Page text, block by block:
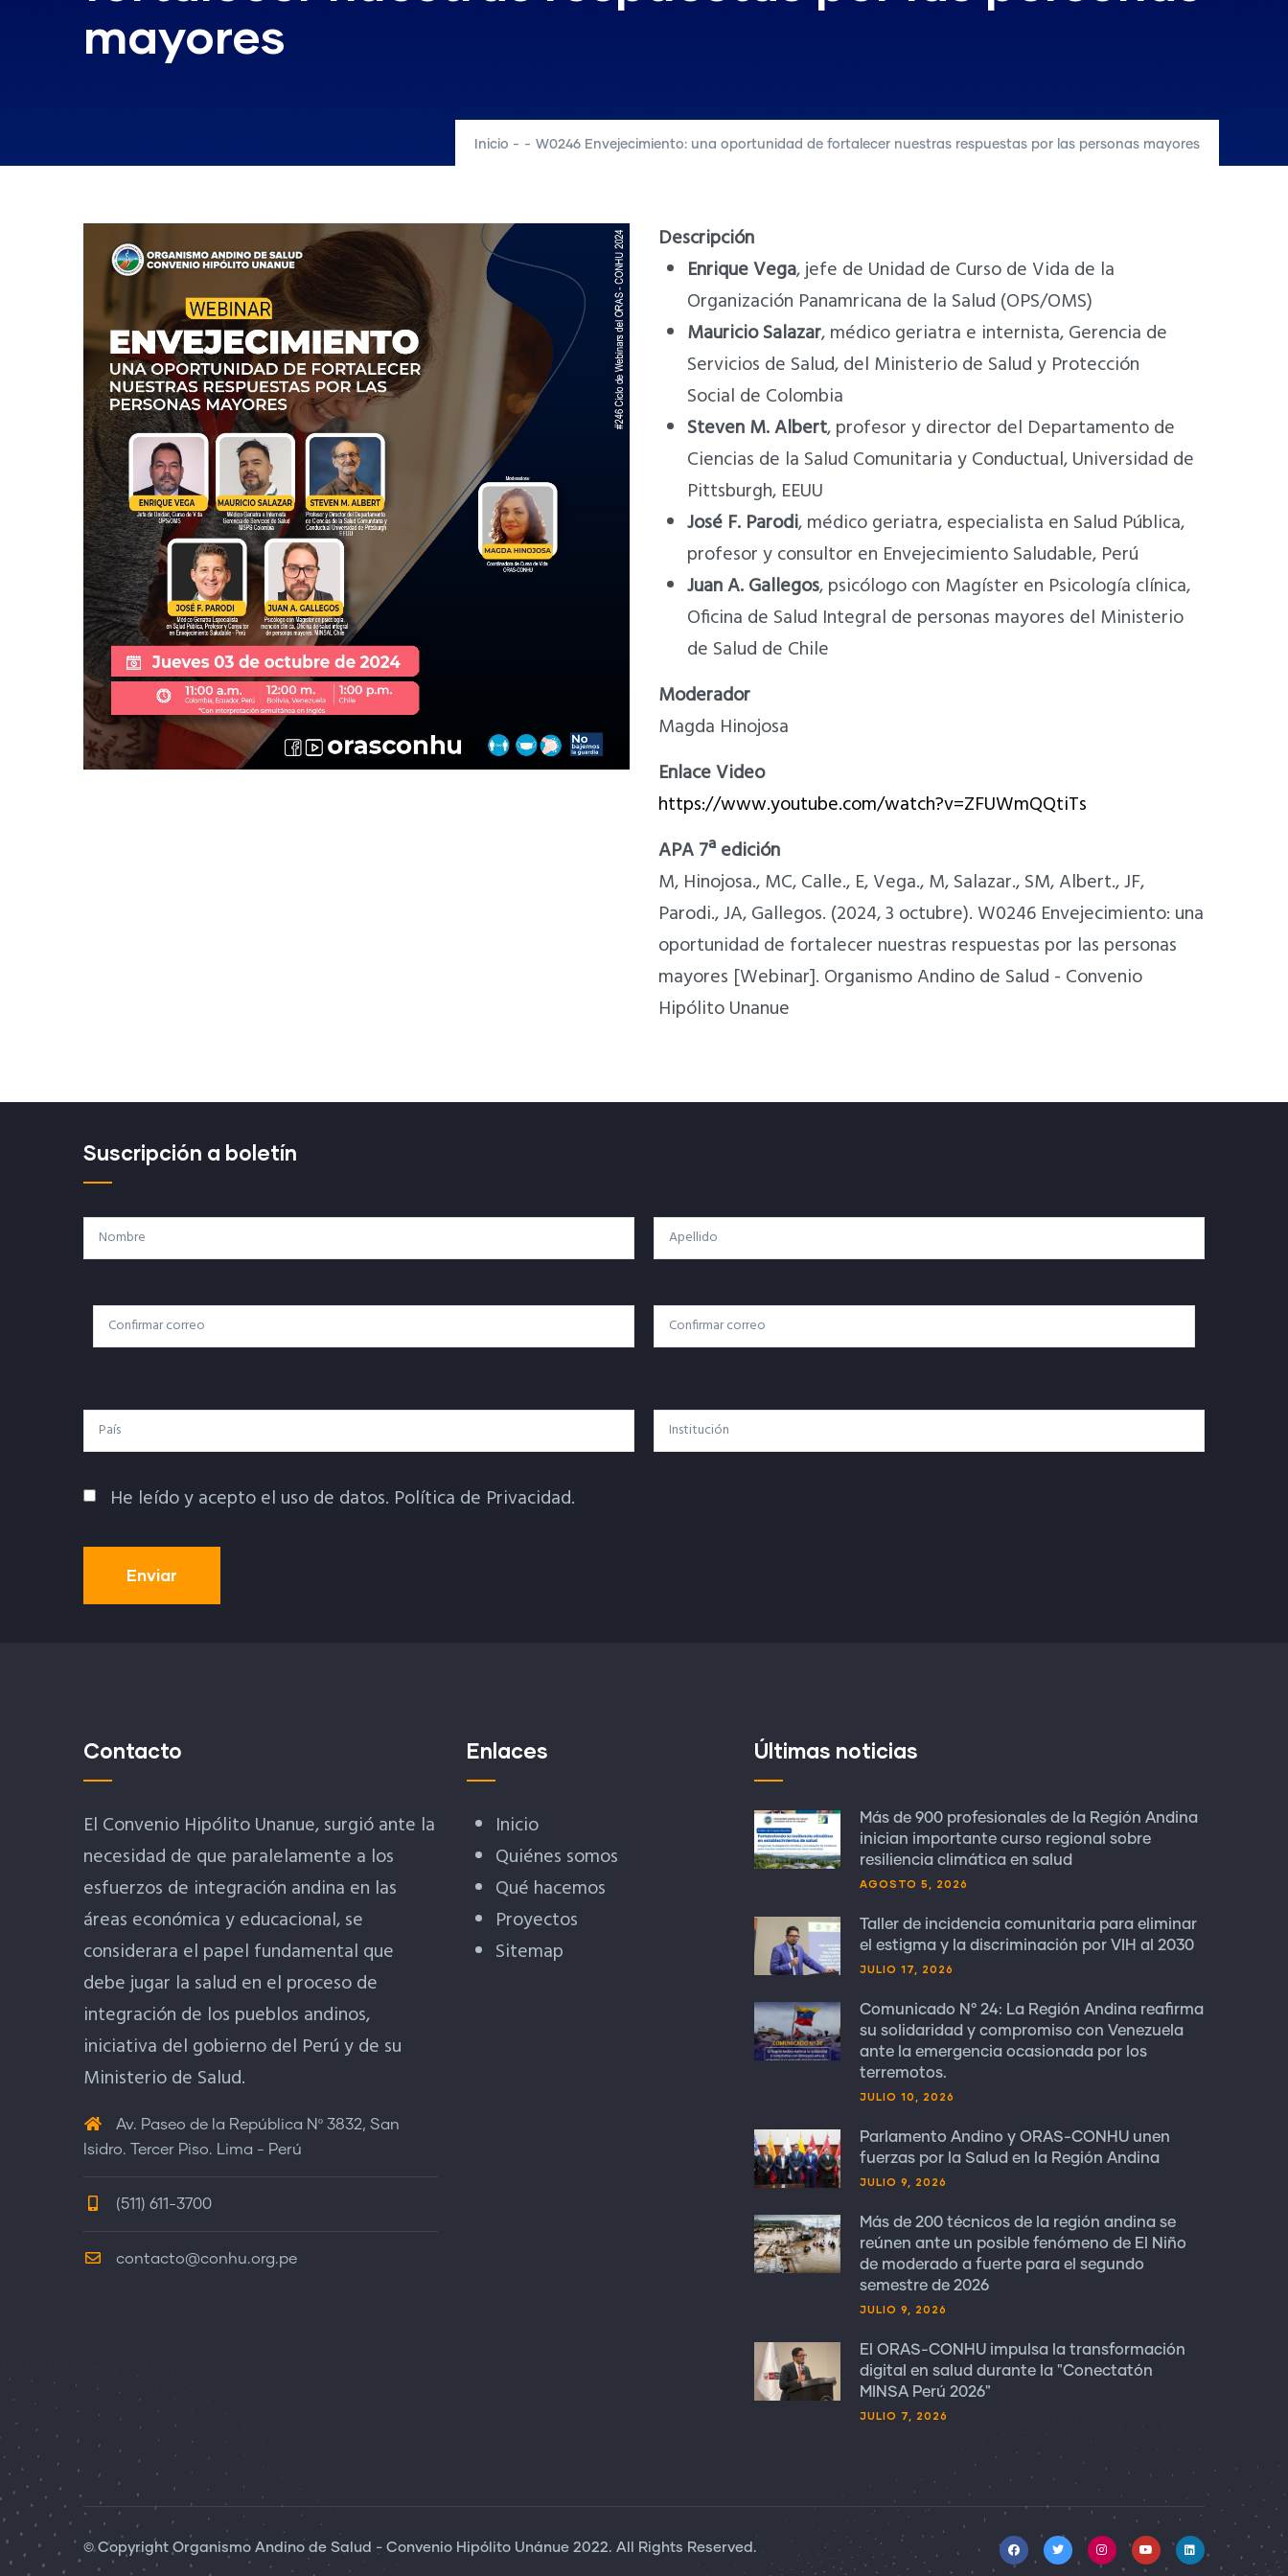
mayores
Inicio - - W0246 Envejecimiento: una oportunidad de fortalecer nuestras respuestas por las personas mayores
Descripción
Enrique Vega, jefe de Unidad de Curso de Vida de la
Organización Panamricana de la Salud (OPS/OMS)
Mauricio Salazar, médico geriatra e internista, Gerencia de
Servicios de Salud, del Ministerio de Salud y Protección
Social de Colombia
Steven M. Albert, profesor y director del Departamento de
Ciencias de la Salud Comunitaria y Conductual, Universidad de
Pittsburgh, EEUU
José F. Parodi, médico geriatra, especialista en Salud Pública,
profesor y consultor en Envejecimiento Saludable, Perú
Juan A. Gallegos, psicólogo con Magíster en Psicología clínica,
Oficina de Salud Integral de personas mayores del Ministerio
de Salud de Chile
Moderador
Magda Hinojosa
Enlace Video
https://www.youtube.com/watch?v=ZFUWmQQtiTs
APA 7ª edición
M, Hinojosa., MC, Calle., E, Vega., M, Salazar., SM, Albert., JF,
Parodi., JA, Gallegos. (2024, 3 octubre). W0246 Envejecimiento: una
oportunidad de fortalecer nuestras respuestas por las personas
mayores [Webinar]. Organismo Andino de Salud - Convenio
Hipólito Unanue
Suscripción a boletín
Nombre Apellido
Correo
Electrónico
Correo Electrónico Confirmar Correo
País Institución
Política De Privacidad
He leído y acepto el uso de datos. Política de Privacidad.
Contacto
El Convenio Hipólito Unanue, surgió ante la
necesidad de que paralelamente a los
esfuerzos de integración andina en las
áreas económica y educacional, se
considerara el papel fundamental que
debe jugar la salud en el proceso de
integración de los pueblos andinos,
iniciativa del gobierno del Perú y de su
Ministerio de Salud.
Av. Paseo de la República Nº 3832, San
Isidro. Tercer Piso. Lima - Perú
(511) 611-3700
contacto@conhu.org.pe
Enlaces
Inicio
Quiénes somos
Qué hacemos
Proyectos
Sitemap
Últimas noticias
Más de 900 profesionales de la Región Andina
inician importante curso regional sobre
resiliencia climática en salud
AGOSTO 5, 2026
Taller de incidencia comunitaria para eliminar
el estigma y la discriminación por VIH al 2030
JULIO 17, 2026
Comunicado N° 24: La Región Andina reafirma
su solidaridad y compromiso con Venezuela
ante la emergencia ocasionada por los
terremotos.
JULIO 10, 2026
Parlamento Andino y ORAS-CONHU unen
fuerzas por la Salud en la Región Andina
JULIO 9, 2026
Más de 200 técnicos de la región andina se
reúnen ante un posible fenómeno de El Niño
de moderado a fuerte para el segundo
semestre de 2026
JULIO 9, 2026
El ORAS-CONHU impulsa la transformación
digital en salud durante la "Conectatón
MINSA Perú 2026"
JULIO 7, 2026
© Copyright Organismo Andino de Salud - Convenio Hipólito Unánue 2022. All Rights Reserved.